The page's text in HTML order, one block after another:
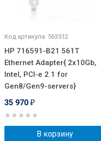
Код артикула: 563512
HP 716591-B21 561T
Ethernet Adapter{ 2x10Gb,
Intel, PCI-e 2.1 for
Gen8/Gen9-servers}
35 970 ₽
В корзину